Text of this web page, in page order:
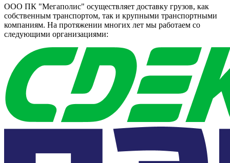
ООО ПК "Мегаполис" осуществляет доставку грузов, как
собственным транспортом, так и крупными транспортными
компаниям. На протяжении многих лет мы работаем со
следующими организациями: